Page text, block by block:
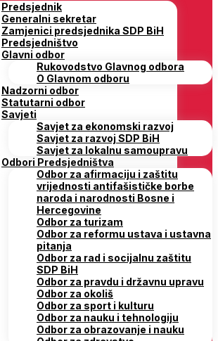
Predsjednik
Generalni sekretar
Zamjenici predsjednika SDP BiH
Predsjedništvo
Glavni odbor
Rukovodstvo Glavnog odbora
O Glavnom odboru
Nadzorni odbor
Statutarni odbor
Savjeti
Savjet za ekonomski razvoj
Savjet za razvoj SDP BiH
Savjet za lokalnu samoupravu
Odbori Predsjedništva
Odbor za afirmaciju i zaštitu
vrijednosti antifašističke borbe
naroda i narodnosti Bosne i
Hercegovine
Odbor za turizam
Odbor za reformu ustava i ustavna
pitanja
Odbor za rad i socijalnu zaštitu
SDP BiH
Odbor za pravdu i državnu upravu
Odbor za okoliš
Odbor za sport i kulturu
Odbor za nauku i tehnologiju
Odbor za obrazovanje i nauku